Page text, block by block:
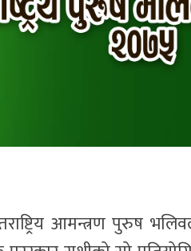
आमन्त्रण पुरुष